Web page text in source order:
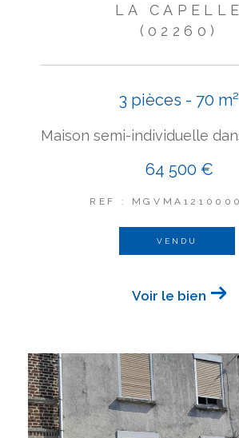
LA CAPELLE
(02260)
3 pièces - 70 m²
Maison semi-individuelle
64 500 €
REF :
VENDU
Voir le bien